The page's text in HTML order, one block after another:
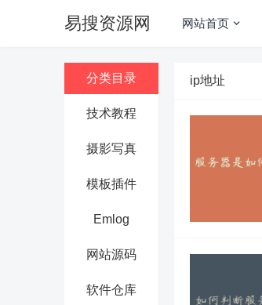
易搜资源网 网站首页
分类目录
技术教程
摄影写真
模板插件
Emlog
网站源码
软件仓库
ip地址